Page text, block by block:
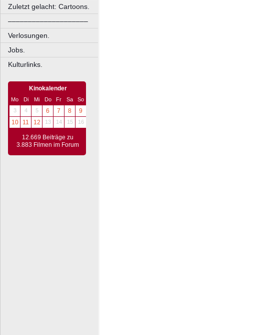
Zuletzt gelacht: Cartoons.
––––––––––––––––––––
Verlosungen.
Jobs.
Kulturlinks.
Kinokalender
Mo Di Mi Do Fr Sa
So
3
4 5 6 7 8
9
10
11 12 13 14 15 16
12.669 Beiträge zu
3.883 Filmen im Forum